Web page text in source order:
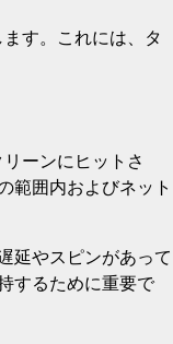
す。これには、タ
ーンにヒットさ
範囲内およびネット
延やスピンがあって
するために重要で